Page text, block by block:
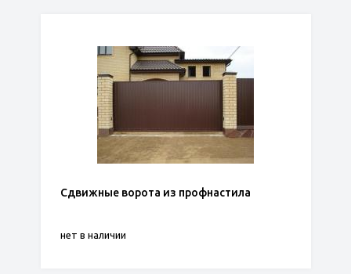
Сдвижные ворота из профнастила
нет в наличии